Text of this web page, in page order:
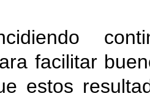
facilitar
estos